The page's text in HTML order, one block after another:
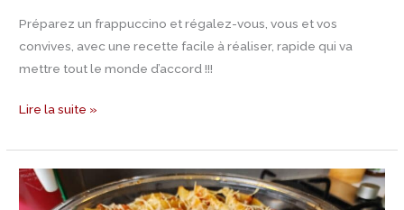
Préparez un frappuccino et régalez-vous, vous et vos
convives, avec une recette facile à réaliser, rapide qui va
mettre tout le monde d’accord !!!
Lire la suite »
Recette
Conchiglioni